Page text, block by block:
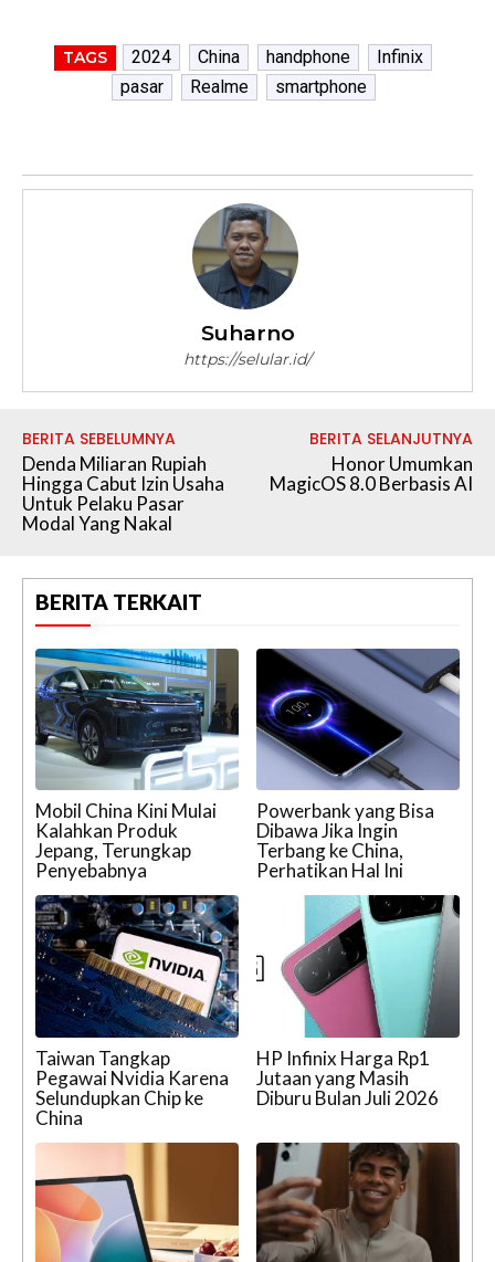
TAGS 2024 China handphone
Infinix
pasar
Realme smartphone
Suharno
https://selular.id/
BERITA SEBELUMNYA
Denda Miliaran Rupiah
Hingga Cabut Izin Usaha
Untuk Pelaku Pasar
Modal Yang Nakal
BERITA SELANJUTNYA
Honor Umumkan
MagicOS 8.0 Berbasis AI
BERITA TERKAIT
Mobil China Kini Mulai
Kalahkan Produk
Jepang, Terungkap
Penyebabnya
Powerbank yang Bisa
Dibawa Jika Ingin
Terbang ke China,
Perhatikan Hal Ini
Taiwan Tangkap
Pegawai Nvidia Karena
Selundupkan Chip ke
China
HP Infinix Harga Rp1
Jutaan yang Masih
Diburu Bulan Juli 2026